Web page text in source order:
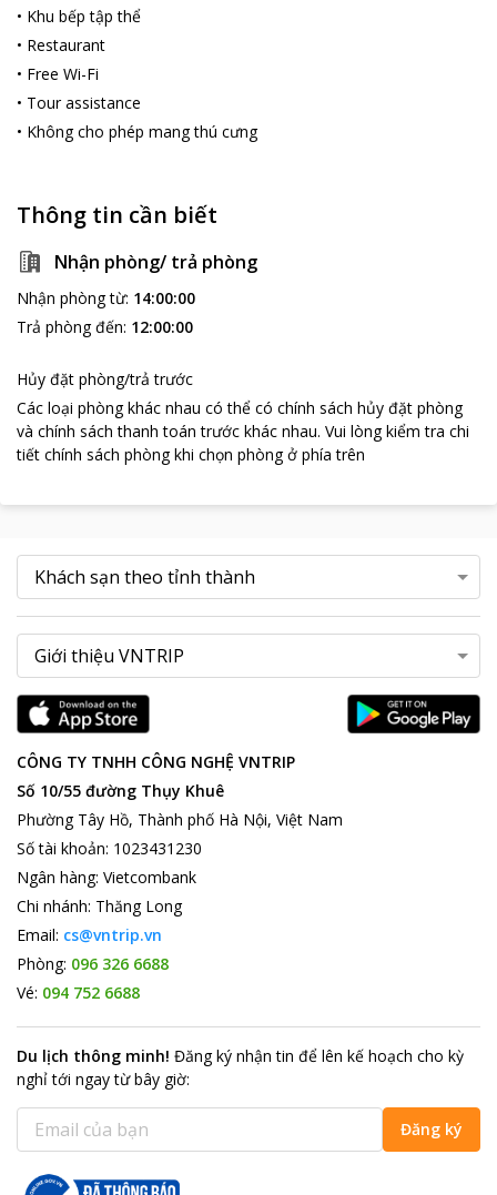
• Khu bếp tập thể
• Restaurant
• Free Wi-Fi
• Tour assistance
• Không cho phép mang thú cưng
Thông tin cần biết
Nhận phòng/ trả phòng
Nhận phòng từ: 14:00:00
Trả phòng đến: 12:00:00
Hủy đặt phòng/trả trước
Các loại phòng khác nhau có thể có chính sách hủy đặt phòng
và chính sách thanh toán trước khác nhau. Vui lòng kiểm tra chi
tiết chính sách phòng khi chọn phòng ở phía trên
CÔNG TY TNHH CÔNG NGHỆ VNTRIP
Số 10/55 đường Thụy Khuê
Phường Tây Hồ, Thành phố Hà Nội, Việt Nam
Số tài khoản: 1023431230
Ngân hàng: Vietcombank
Chi nhánh: Thăng Long
Email: cs@vntrip.vn
Phòng: 096 326 6688
Vé: 094 752 6688
Du lịch thông minh! Đăng ký nhận tin để lên kế hoạch cho kỳ
nghỉ tới ngay từ bây giờ:
Đăng ký